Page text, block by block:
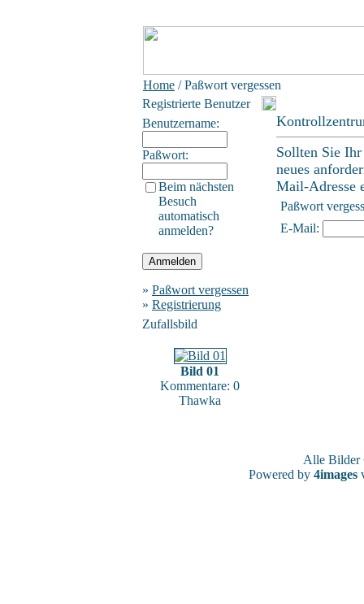
Home / Paßwort vergessen
Registrierte Benutzer
Benutzername:
Paßwort:
Beim nächsten
Besuch
automatisch
anmelden?
» Paßwort vergessen
» Registrierung
Zufallsbild
Bild 01
Kommentare: 0
Thawka
Sollten Sie
neues
Mail-Adresse
Paßwort
E-Mail:
Alle
Powered by 4images